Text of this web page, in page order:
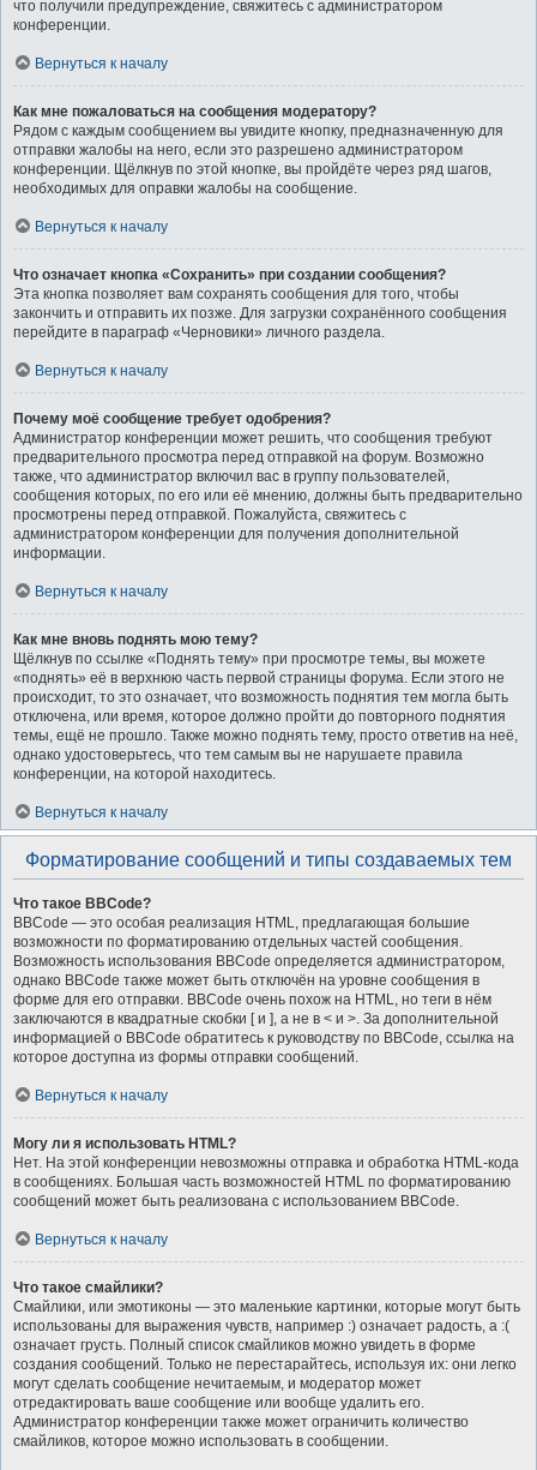
что получили предупреждение, свяжитесь с администратором
конференции.
Вернуться к началу
Как мне пожаловаться на сообщения модератору?
Рядом с каждым сообщением вы увидите кнопку, предназначенную для
отправки жалобы на него, если это разрешено администратором
конференции. Щёлкнув по этой кнопке, вы пройдёте через ряд шагов,
необходимых для оправки жалобы на сообщение.
Вернуться к началу
Что означает кнопка «Сохранить» при создании сообщения?
Эта кнопка позволяет вам сохранять сообщения для того, чтобы
закончить и отправить их позже. Для загрузки сохранённого сообщения
перейдите в параграф «Черновики» личного раздела.
Вернуться к началу
Почему моё сообщение требует одобрения?
Администратор конференции может решить, что сообщения требуют
предварительного просмотра перед отправкой на форум. Возможно
также, что администратор включил вас в группу пользователей,
сообщения которых, по его или её мнению, должны быть предварительно
просмотрены перед отправкой. Пожалуйста, свяжитесь с
администратором конференции для получения дополнительной
информации.
Вернуться к началу
Как мне вновь поднять мою тему?
Щёлкнув по ссылке «Поднять тему» при просмотре темы, вы можете
«поднять» её в верхнюю часть первой страницы форума. Если этого не
происходит, то это означает, что возможность поднятия тем могла быть
отключена, или время, которое должно пройти до повторного поднятия
темы, ещё не прошло. Также можно поднять тему, просто ответив на неё,
однако удостоверьтесь, что тем самым вы не нарушаете правила
конференции, на которой находитесь.
Вернуться к началу
Форматирование сообщений и типы создаваемых тем
Что такое BBCode?
BBCode — это особая реализация HTML, предлагающая большие
возможности по форматированию отдельных частей сообщения.
Возможность использования BBCode определяется администратором,
однако BBCode также может быть отключён на уровне сообщения в
форме для его отправки. BBCode очень похож на HTML, но теги в нём
заключаются в квадратные скобки [ и ], а не в < и >. За дополнительной
информацией о BBCode обратитесь к руководству по BBCode, ссылка на
которое доступна из формы отправки сообщений.
Вернуться к началу
Могу ли я использовать HTML?
Нет. На этой конференции невозможны отправка и обработка HTML-кода
в сообщениях. Большая часть возможностей HTML по форматированию
сообщений может быть реализована с использованием BBCode.
Вернуться к началу
Что такое смайлики?
Смайлики, или эмотиконы — это маленькие картинки, которые могут быть
использованы для выражения чувств, например :) означает радость, а :(
означает грусть. Полный список смайликов можно увидеть в форме
создания сообщений. Только не перестарайтесь, используя их: они легко
могут сделать сообщение нечитаемым, и модератор может
отредактировать ваше сообщение или вообще удалить его.
Администратор конференции также может ограничить количество
смайликов, которое можно использовать в сообщении.